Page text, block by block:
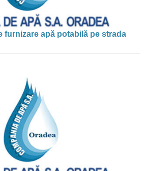
furnizare apă potabilă pe strada